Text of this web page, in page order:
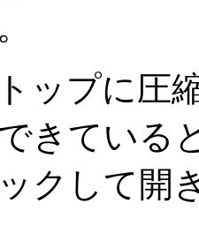
ップに圧
きている
クして開